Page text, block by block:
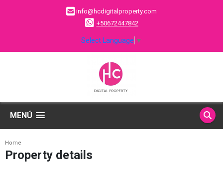
info@hcdigitalproperty.com
+50672447842
Select Language ▼
MENÚ
Home
Property details